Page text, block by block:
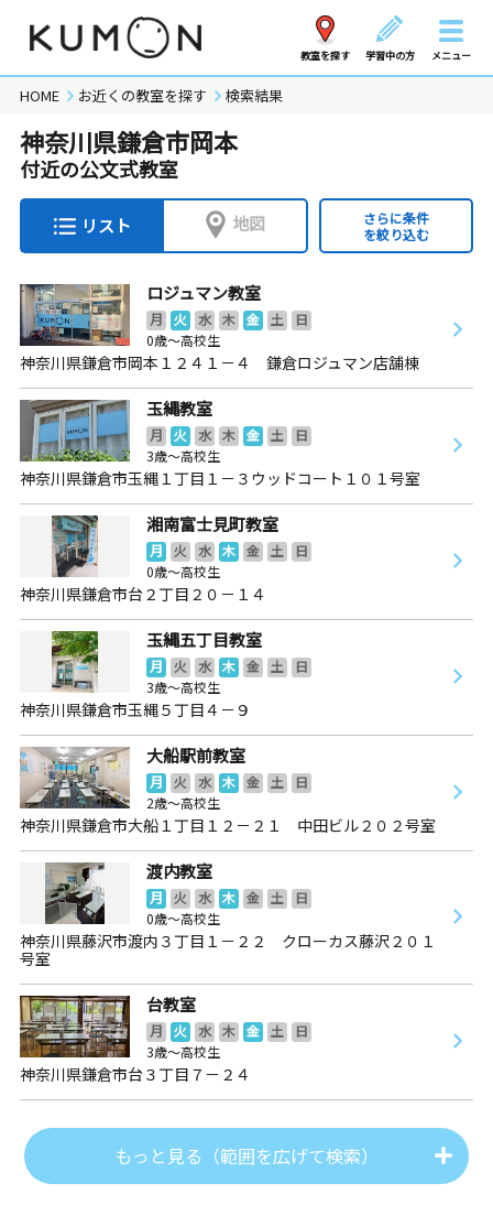
教室を探す 学習中の方 メニュー
HOME お近くの教室を探す 検索結果
神奈川県鎌倉市岡本
付近の公文式教室
リスト 地図
さらに条件
を絞り込む
ロジュマン教室
月 火 水 木 金 土
日
0歳～高校生
神奈川県鎌倉市岡本１２４１－４ 鎌倉ロジュマン店舗棟
玉縄教室
月 火 水 木 金 土
日
3歳～高校生
神奈川県鎌倉市玉縄１丁目１－３ウッドコート１０１号室
湘南富士見町教室
月 火 水 木 金 土
日
0歳～高校生
神奈川県鎌倉市台２丁目２０－１４
玉縄五丁目教室
月 火 水 木 金 土
日
3歳～高校生
神奈川県鎌倉市玉縄５丁目４－９
大船駅前教室
月 火 水 木 金 土
日
2歳～高校生
神奈川県鎌倉市大船１丁目１２－２１ 中田ビル２０２号室
渡内教室
月 火 水 木 金 土
日
0歳～高校生
神奈川県藤沢市渡内３丁目１－２２ クローカス藤沢２０１
号室
台教室
月 火 水 木 金 土
日
3歳～高校生
神奈川県鎌倉市台３丁目７－２４
もっと見る（範囲を広げて検索）